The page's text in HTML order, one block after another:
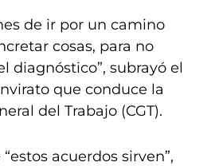
de ir por un camino
cosas, para no
diagnóstico”, subrayó el
que conduce la
del Trabajo (CGT).
acuerdos sirven”,